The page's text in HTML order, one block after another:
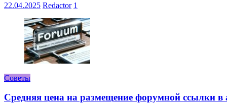
22.04.2025 Redactor 1
Советы
Средняя цена на размещение форумной ссылки в